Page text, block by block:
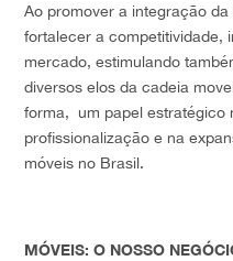
Ao promover a integração
fortalecer a competitividade,
mercado, estimulando
diversos elos da cadeia
forma, um papel estratégico
profissionalização e na
móveis no Brasil.
MÓVEIS: O NOSSO